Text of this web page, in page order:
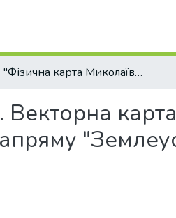
"Фізична карта Миколаївської області ". Векторна карта. Наукове забезпечення викладання дисциплін напряму "Землеустрій картографія та кадастр".
Векторна